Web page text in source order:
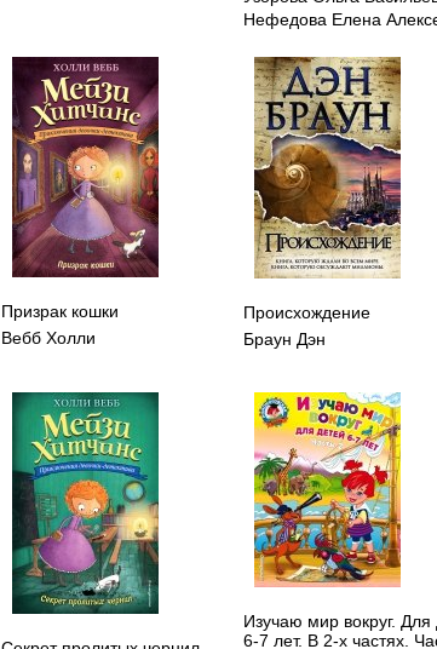
Нефедова Елена
Призрак кошки
Вебб Холли
Происхождение
Браун Дэн
Изучаю мир вокруг. Для
6-7 лет. В 2-х частях.